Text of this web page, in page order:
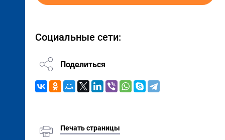
Социальные сети:
Поделиться
Печать страницы